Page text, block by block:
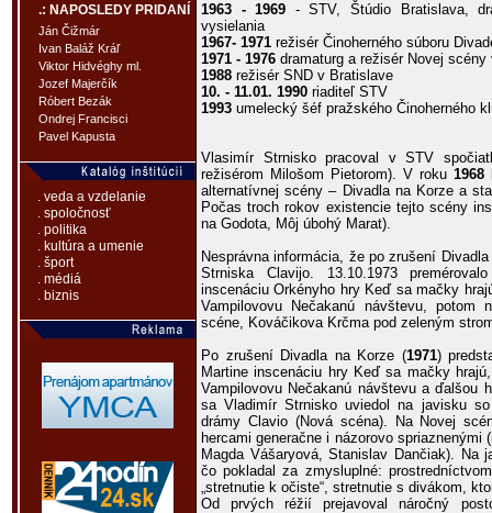
.: NAPOSLEDY PRIDANÍ
Ján Čižmár
Ivan Baláž Kráľ
Viktor Hidvéghy ml.
Jozef Majerčík
Róbert Bezák
Ondrej Francisci
Pavel Kapusta
. veda a vzdelanie
. spoločnosť
. politika
. kultúra a umenie
. šport
. médiá
. biznis
1963 - 1969 - STV, Štúdio Bratislava,
vysielania
1967- 1971 režisér Činoherného súboru
1971 - 1976 dramaturg a režisér Novej
1988 režisér SND v Bratislave
10. - 11.01. 1990 riaditeľ STV
1993 umelecký šéf pražského Činoherného
Vlasimír Strnisko pracoval v STV
režisérom Milošom Pietorom). V roku 1968
alternatívnej scény – Divadla na Korze a
Počas troch rokov existencie tejto scény
na Godota, Môj úbohý Marat).
Nesprávna informácia, že po zrušení
Strniska Clavijo. 13.10.1973
inscenáciu Orkényho hry Keď sa mačky
Vampilovovu Nečakanú návštevu, potom
scéne, Kováčikova Krčma pod zeleným
Po zrušení Divadla na Korze (1971)
Martine inscenáciu hry Keď sa mačky
Vampilovovu Nečakanú návštevu a ďalšou
sa Vladimír Strnisko uviedol na javisku so
drámy Clavio (Nová scéna). Na Novej
hercami generačne i názorovo spriaznenými
Magda Vášaryová, Stanislav Dančiak).
čo pokladal za zmysluplné:
„stretnutie k očiste“, stretnutie s divákom,
Od prvých réžií prejavoval náročný